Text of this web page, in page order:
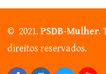
© 2021.PSDB-Mulher.
direitos reservados.